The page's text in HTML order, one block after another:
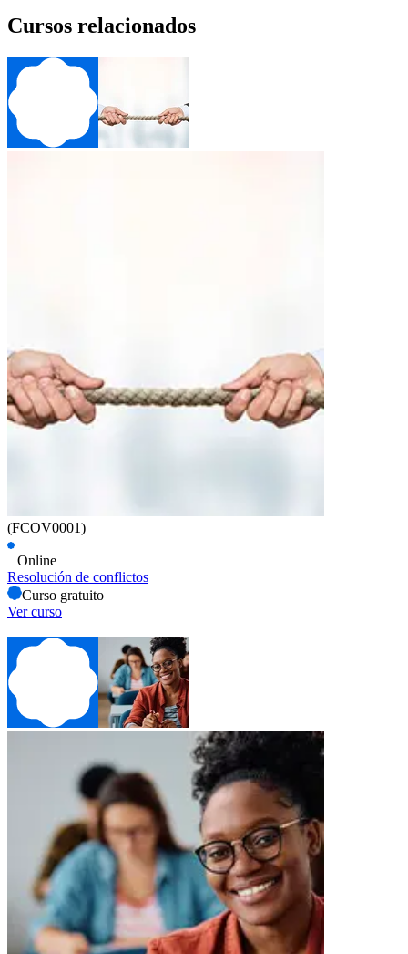
Cursos relacionados
(FCOV0001)
Online
Resolución de conflictos
Curso gratuito
Ver curso